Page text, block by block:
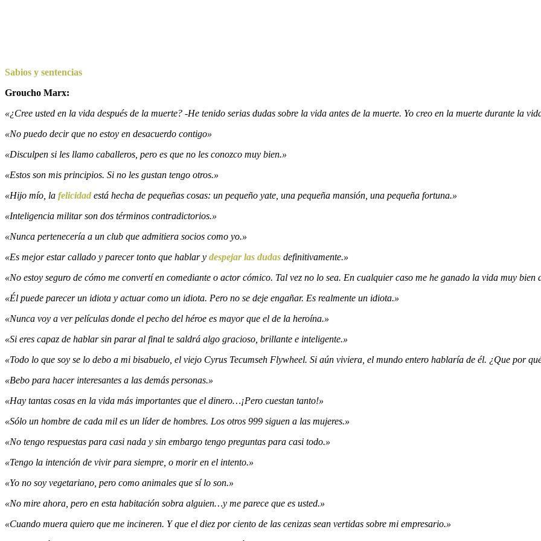
Sabios y sentencias
Groucho Marx:
«¿Cree usted en la vida después de la muerte? -He tenido serias dudas sobre la vida antes de la muerte. Yo creo en la muerte durante la
«No puedo decir que no estoy en desacuerdo contigo»
«Disculpen si les llamo caballeros, pero es que no les conozco muy bien.»
«Estos son mis principios. Si no les gustan tengo otros.»
«Hijo mío, la felicidad está hecha de pequeñas cosas: un pequeño yate, una pequeña mansión, una pequeña fortuna.»
«Inteligencia militar son dos términos contradictorios.»
«Nunca pertenecería a un club que admitiera socios como yo.»
«Es mejor estar callado y parecer tonto que hablar y despejar las dudas definitivamente.»
«No estoy seguro de cómo me convertí en comediante o actor cómico. Tal vez no lo sea. En cualquier caso me he ganado la vida muy
«Él puede parecer un idiota y actuar como un idiota. Pero no se deje engañar. Es realmente un idiota.»
«Nunca voy a ver películas donde el pecho del héroe es mayor que el de la heroína.»
«Si eres capaz de hablar sin parar al final te saldrá algo gracioso, brillante e inteligente.»
«Todo lo que soy se lo debo a mi bisabuelo, el viejo Cyrus Tecumseh Flywheel. Si aún viviera, el mundo entero hablaría de él. ¿Que por
«Bebo para hacer interesantes a las demás personas.»
«Hay tantas cosas en la vida más importantes que el dinero…¡Pero cuestan tanto!»
«Sólo un hombre de cada mil es un líder de hombres. Los otros 999 siguen a las mujeres.»
«No tengo respuestas para casi nada y sin embargo tengo preguntas para casi todo.»
«Tengo la intención de vivir para siempre, o morir en el intento.»
«Yo no soy vegetariano, pero como animales que sí lo son.»
«No mire ahora, pero en esta habitación sobra alguien…y me parece que es usted.»
«Cuando muera quiero que me incineren. Y que el diez por ciento de las cenizas sean vertidas sobre mi empresario.»